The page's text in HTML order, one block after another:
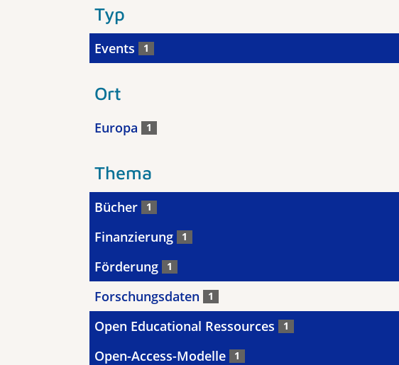
Typ
Events 1
Ort
Europa 1
Thema
Bücher 1
Finanzierung 1
Förderung 1
Forschungsdaten 1
Open Educational Ressources 1
Open-Access-Modelle 1